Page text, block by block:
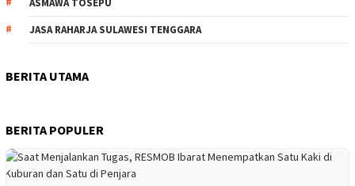
ASMAWA TOSEPU
JASA RAHARJA SULAWESI TENGGARA
BERITA UTAMA
BERITA POPULER